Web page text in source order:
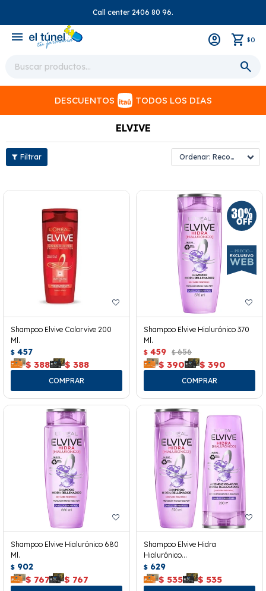
Call center 2406 80 96.
menu $0
DESCUENTOS TODOS LOS DIAS
ELVIVE
Recomendados
Shampoo Elvive Colorvive 200
Ml.
$ 457
$ 388 $ 388
Shampoo Elvive Hialurónico 370
Ml.
$ 459 $ 656
$ 390 $ 390
Shampoo Elvive Hialurónico 680
Ml.
$ 902
$ 767 $ 767
Shampoo Elvive Hidra
Hialurónico
370ml+acondicionador 200ml
$ 629
$ 535 $ 535
close